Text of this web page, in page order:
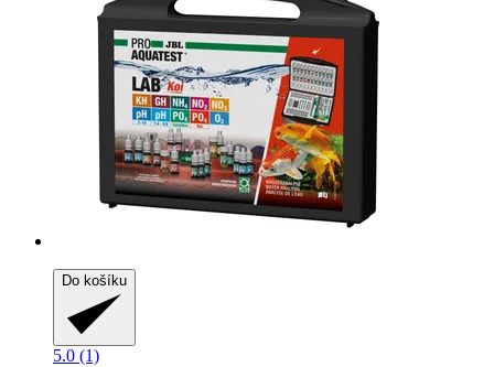
Do košíku
5.0 (1)